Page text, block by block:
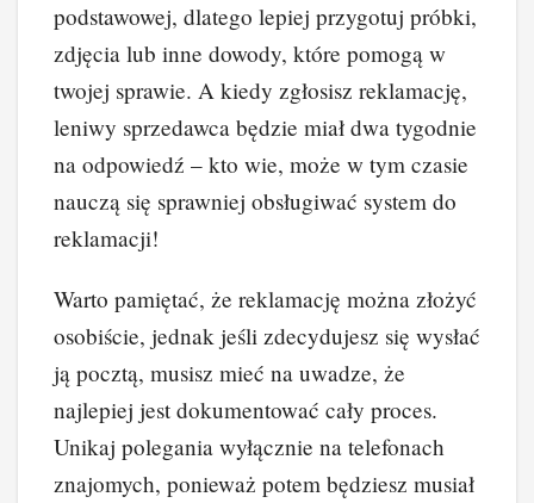
podstawowej, dlatego lepiej przygotuj próbki,
zdjęcia lub inne dowody, które pomogą w
twojej sprawie. A kiedy zgłosisz reklamację,
leniwy sprzedawca będzie miał dwa tygodnie
na odpowiedź – kto wie, może w tym czasie
nauczą się sprawniej obsługiwać system do
reklamacji!
Warto pamiętać, że reklamację można złożyć
osobiście, jednak jeśli zdecydujesz się wysłać
ją pocztą, musisz mieć na uwadze, że
najlepiej jest dokumentować cały proces.
Unikaj polegania wyłącznie na telefonach
znajomych, ponieważ potem będziesz musiał